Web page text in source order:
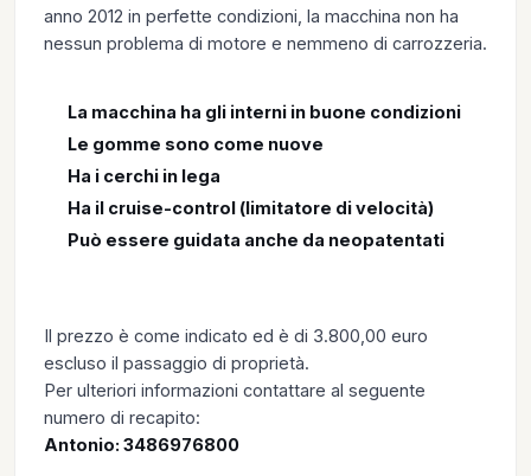
anno 2012 in perfette condizioni, la macchina non ha
nessun problema di motore e nemmeno di carrozzeria.
La macchina ha gli interni in buone condizioni
Le gomme sono come nuove
Ha i cerchi in lega
Ha il cruise-control (limitatore di velocità)
Può essere guidata anche da neopatentati
Il prezzo è come indicato ed è di 3.800,00 euro
escluso il passaggio di proprietà.
Per ulteriori informazioni contattare al seguente
numero di recapito:
Antonio: 3486976800